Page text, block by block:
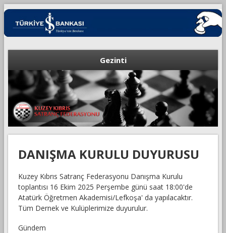
Gezinti
DANIŞMA KURULU DUYURUSU
Kuzey Kıbrıs Satranç Federasyonu Danışma Kurulu
toplantısı 16 Ekim 2025 Perşembe günü saat 18:00'de
Atatürk Öğretmen Akademisi/Lefkoşa' da yapılacaktır.
Tüm Dernek ve Kulüplerimize duyurulur.
Gündem